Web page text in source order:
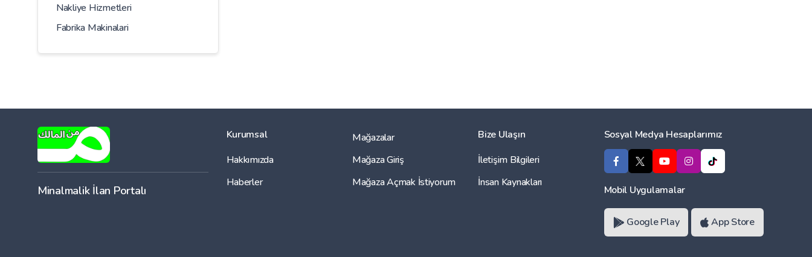
Nakliye Hizmetleri
Fabrika Makinalari
Minalmalik İlan Portalı
Kurumsal
Hakkımızda
Haberler
Mağazalar
Mağaza Giriş
Mağaza Açmak İstiyorum
Bize Ulaşın
İletişim Bilgileri
İnsan Kaynakları
Sosyal Medya Hesaplarımız
Mobil Uygulamalar
Google Play App Store